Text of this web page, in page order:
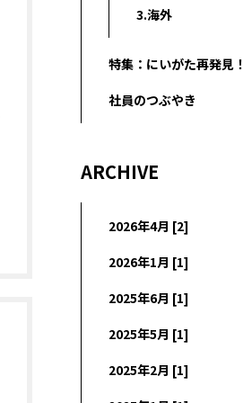
3.海外
特集：にいがた再発見！
社員のつぶやき
ARCHIVE
2026年4月 [2]
2026年1月 [1]
2025年6月 [1]
2025年5月 [1]
2025年2月 [1]